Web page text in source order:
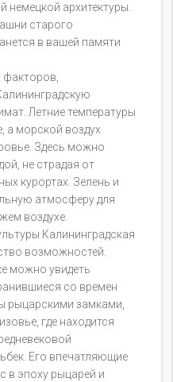
немецкой архитектуры.
старого
в вашей памяти
Летние температуры
а морской воздух
Здесь можно
не страдая от
курортах. Зелень и
атмосферу для
воздухе.
Калининградская
возможностей.
можно увидеть
со времен
рыцарскими замками,
где находится
Его впечатляющие
в эпоху рыцарей и